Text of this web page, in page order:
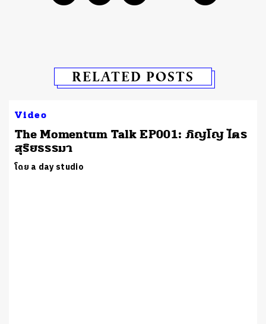
RELATED POSTS
Video
The Momentum Talk EP001: ภิญโญ ไตร
สุริยธรรมา
โดย a day studio